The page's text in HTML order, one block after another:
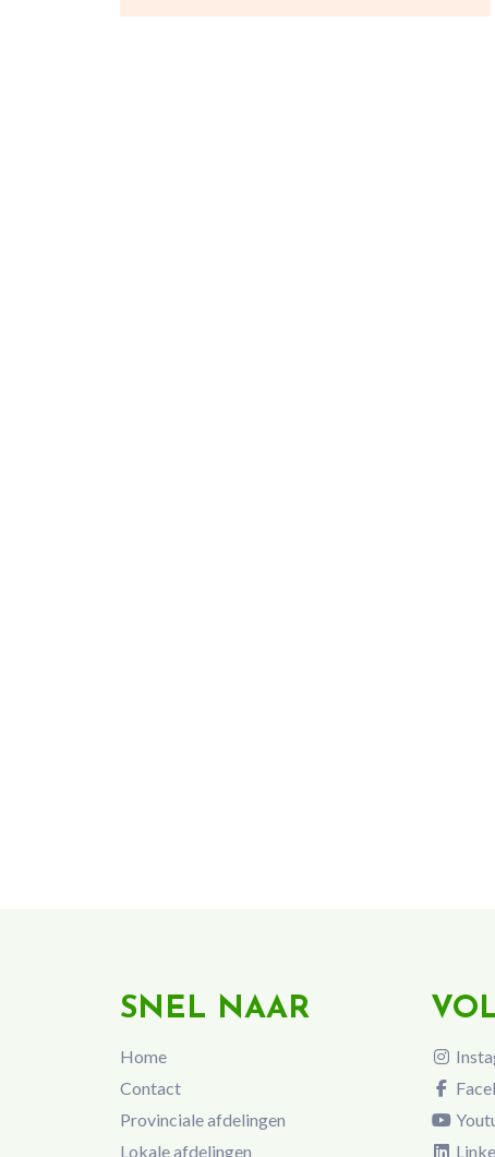
SNEL NAAR
Home
Contact
Provinciale afdelingen
Lokale afdelingen